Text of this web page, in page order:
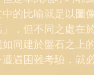
的比喻就是以圖
，但不同之處在
同建於盤石之上
遇困難考驗，就